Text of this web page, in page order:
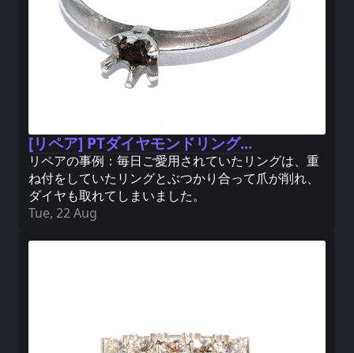
[リペア] PTダイヤモンドリング...
リペアの事例：毎日ご愛用されていたリングは、重
ね付をしていたリングとぶつかり合って爪が削れ、
ダイヤも取れてしまいました。
Tue, 22 Aug